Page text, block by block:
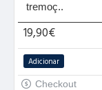
tremoç..
19,90€
Adicionar
Checkout